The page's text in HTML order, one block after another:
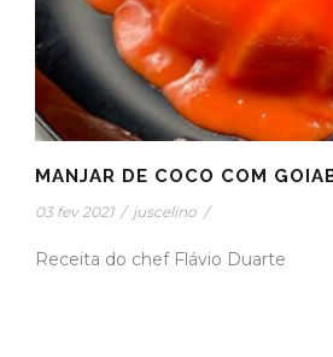
MANJAR DE COCO COM
03 fev 2021 / juscelino /
Receita do chef Flávio Duarte